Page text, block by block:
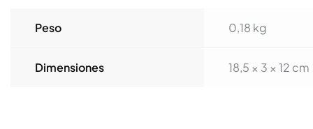
Peso 0,18 kg
Dimensiones 18,5 × 3 × 12 cm